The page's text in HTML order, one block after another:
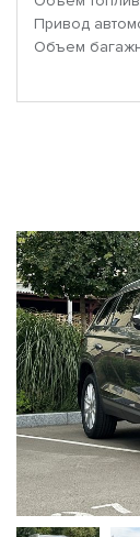
Привод
Объем